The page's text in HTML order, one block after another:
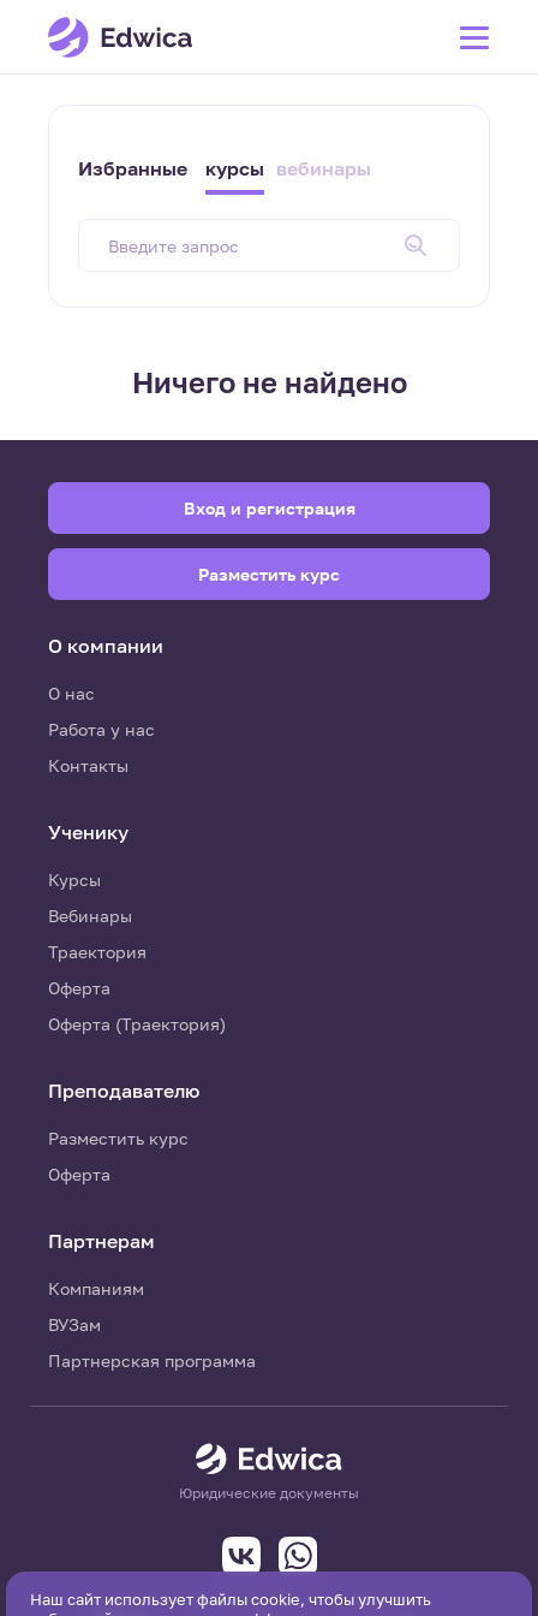
Избранные курсы вебинары
Ничего не найдено
Юридические документы
О компании
О нас
Работа у нас
Контакты
Ученику
Курсы
Вебинары
Траектория
Оферта
Оферта (Траектория)
Преподавателю
Разместить курс
Оферта
Партнерам
Компаниям
ВУЗам
Партнерская программа
Вход и регистрация
Разместить курс
Наш сайт использует файлы cookie, чтобы улучшить